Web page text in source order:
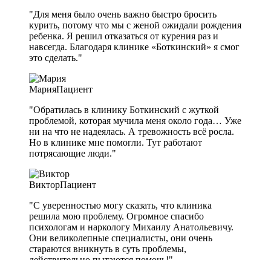
"Для меня было очень важно быстро бросить
курить, потому что мы с женой ожидали рождения
ребенка. Я решил отказаться от курения раз и
навсегда. Благодаря клинике «Боткинский» я смог
это сделать."
МарияПациент
"Обратилась в клинику Боткинский с жуткой
проблемой, которая мучила меня около года… Уже
ни на что не надеялась. А тревожность всё росла.
Но в клинике мне помогли. Тут работают
потрясающие люди."
ВикторПациент
"С уверенностью могу сказать, что клиника
решила мою проблему. Огромное спасибо
психологам и наркологу Михаилу Анатольевичу.
Они великолепные специалисты, они очень
стараются вникнуть в суть проблемы,